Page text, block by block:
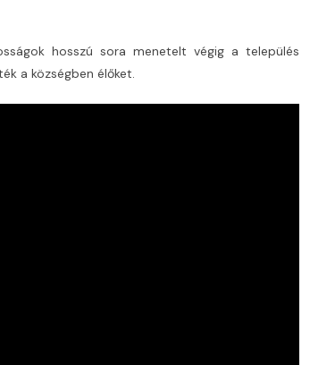
hosszú sora menetelt végig a település
a községben élőket.